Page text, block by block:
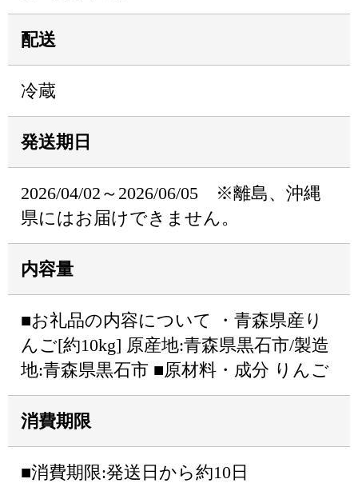
配送
冷蔵
発送期日
2026/04/02～2026/06/05 ※離島、沖縄
県にはお届けできません。
内容量
■お礼品の内容について ・青森県産り
んご[約10kg] 原産地:青森県黒石市/製造
地:青森県黒石市 ■原材料・成分 りんご
消費期限
■消費期限:発送日から約10日